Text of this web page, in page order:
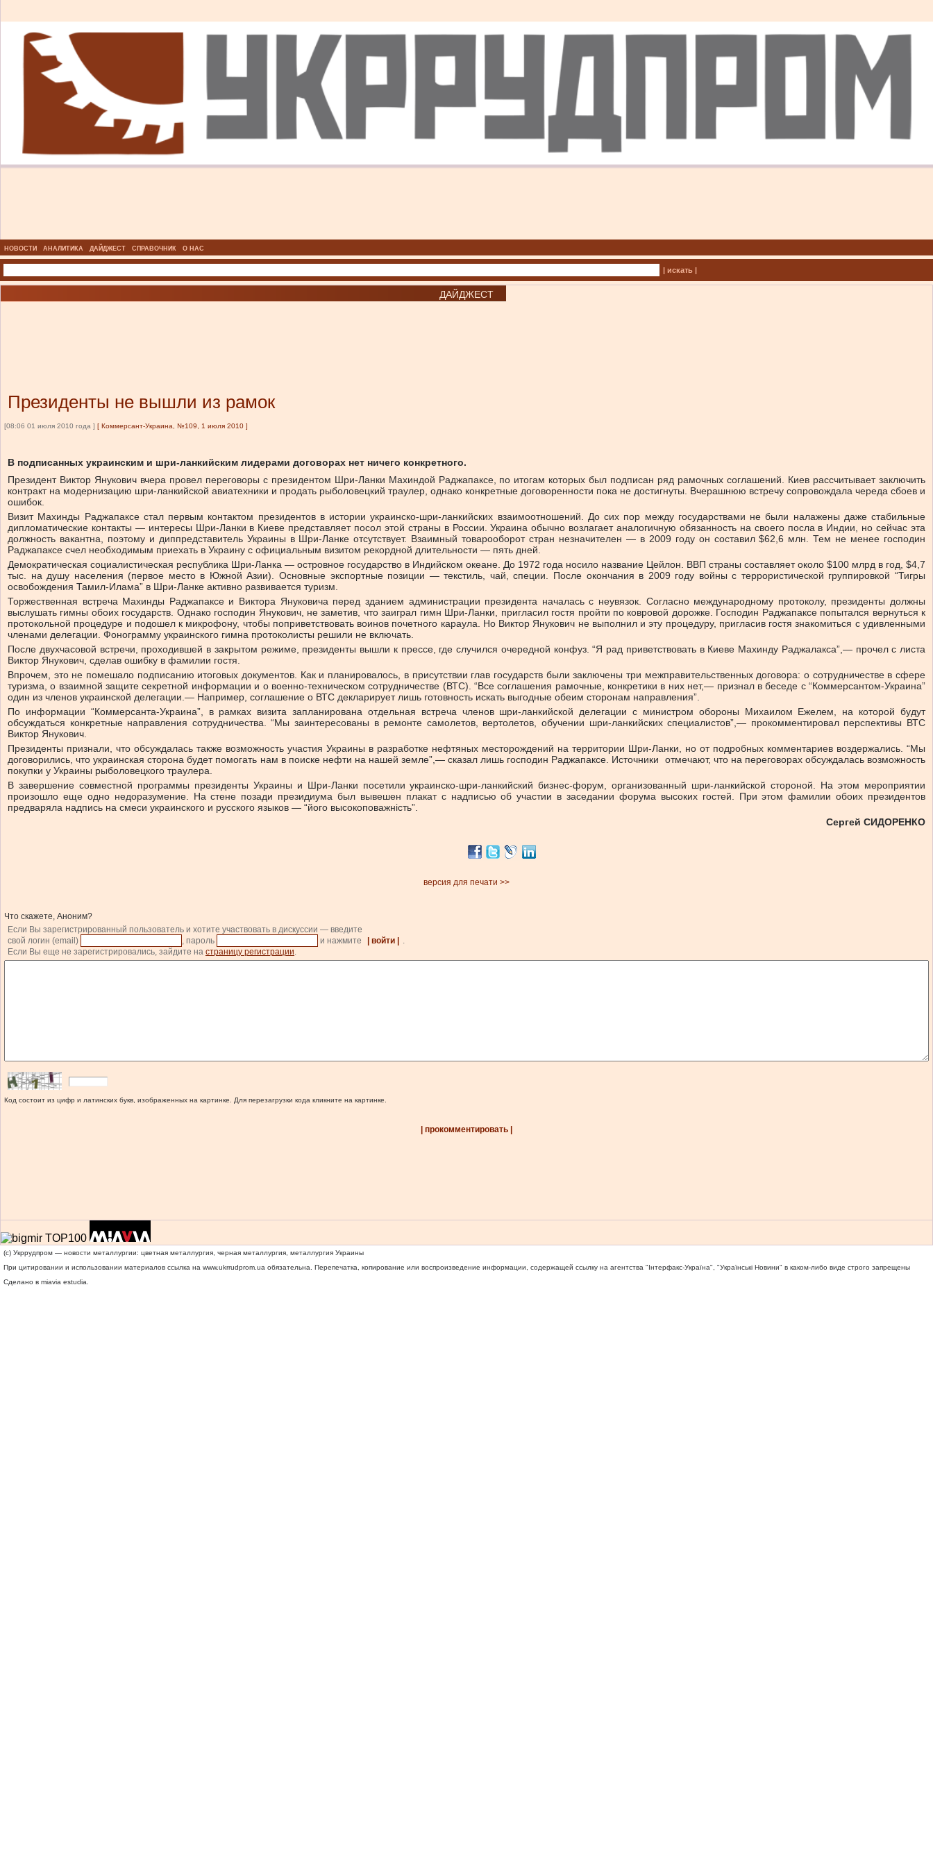
НОВОСТИ АНАЛИТИКА ДАЙДЖЕСТ СПРАВОЧНИК О НАС
| искать |
ДАЙДЖЕСТ
Президенты не вышли из рамок
[08:06 01 июля 2010 года ] [ Коммерсант-Украина, №109, 1 июля 2010 ]
В подписанных украинским и шри-ланкийским лидерами договорах нет ничего конкретного.
Президент Виктор Янукович вчера провел переговоры с президентом Шри-Ланки Махиндой Раджапаксе, по итогам которых был подписан ряд рамочных соглашений. Киев рассчитывает заключить
контракт на модернизацию шри-ланкийской авиатехники и продать рыболовецкий траулер, однако конкретные договоренности пока не достигнуты. Вчерашнюю встречу сопровождала череда сбоев и
ошибок.
Визит Махинды Раджапаксе стал первым контактом президентов в истории украинско-шри-ланкийских взаимоотношений. До сих пор между государствами не были налажены даже стабильные
дипломатические контакты — интересы Шри-Ланки в Киеве представляет посол этой страны в России. Украина обычно возлагает аналогичную обязанность на своего посла в Индии, но сейчас эта
должность вакантна, поэтому и диппредставитель Украины в Шри-Ланке отсутствует. Взаимный товарооборот стран незначителен — в 2009 году он составил $62,6 млн. Тем не менее господин
Раджапаксе счел необходимым приехать в Украину с официальным визитом рекордной длительности — пять дней.
Демократическая социалистическая республика Шри-Ланка — островное государство в Индийском океане. До 1972 года носило название Цейлон. ВВП страны составляет около $100 млрд в год, $4,7
тыс. на душу населения (первое место в Южной Азии). Основные экспортные позиции — текстиль, чай, специи. После окончания в 2009 году войны с террористической группировкой “Тигры
освобождения Тамил-Илама” в Шри-Ланке активно развивается туризм.
Торжественная встреча Махинды Раджапаксе и Виктора Януковича перед зданием администрации президента началась с неувязок. Согласно международному протоколу, президенты должны
выслушать гимны обоих государств. Однако господин Янукович, не заметив, что заиграл гимн Шри-Ланки, пригласил гостя пройти по ковровой дорожке. Господин Раджапаксе попытался вернуться к
протокольной процедуре и подошел к микрофону, чтобы поприветствовать воинов почетного караула. Но Виктор Янукович не выполнил и эту процедуру, пригласив гостя знакомиться с удивленными
членами делегации. Фонограмму украинского гимна протоколисты решили не включать.
После двухчасовой встречи, проходившей в закрытом режиме, президенты вышли к прессе, где случился очередной конфуз. “Я рад приветствовать в Киеве Махинду Раджалакса”,— прочел с листа
Виктор Янукович, сделав ошибку в фамилии гостя.
Впрочем, это не помешало подписанию итоговых документов. Как и планировалось, в присутствии глав государств были заключены три межправительственных договора: о сотрудничестве в сфере
туризма, о взаимной защите секретной информации и о военно-техническом сотрудничестве (ВТС). “Все соглашения рамочные, конкретики в них нет,— признал в беседе с “Коммерсантом-Украина”
один из членов украинской делегации.— Например, соглашение о ВТС декларирует лишь готовность искать выгодные обеим сторонам направления”.
По информации “Коммерсанта-Украина”, в рамках визита запланирована отдельная встреча членов шри-ланкийской делегации с министром обороны Михаилом Ежелем, на которой будут
обсуждаться конкретные направления сотрудничества. “Мы заинтересованы в ремонте самолетов, вертолетов, обучении шри-ланкийских специалистов”,— прокомментировал перспективы ВТС
Виктор Янукович.
Президенты признали, что обсуждалась также возможность участия Украины в разработке нефтяных месторождений на территории Шри-Ланки, но от подробных комментариев воздержались. “Мы
договорились, что украинская сторона будет помогать нам в поиске нефти на нашей земле”,— сказал лишь господин Раджапаксе. Источники отмечают, что на переговорах обсуждалась возможность
покупки у Украины рыболовецкого траулера.
В завершение совместной программы президенты Украины и Шри-Ланки посетили украинско-шри-ланкийский бизнес-форум, организованный шри-ланкийской стороной. На этом мероприятии
произошло еще одно недоразумение. На стене позади президиума был вывешен плакат с надписью об участии в заседании форума высоких гостей. При этом фамилии обоих президентов
предваряла надпись на смеси украинского и русского языков — “його высокоповажнiсть”.
Сергей СИДОРЕНКО
версия для печати >>
Что скажете, Аноним?
Если Вы зарегистрированный пользователь и хотите участвовать в дискуссии — введите
свой логин (email)
, пароль и нажмите | войти |
.
Если Вы еще не зарегистрировались, зайдите на страницу регистрации.
Код состоит из цифр и латинских букв, изображенных на картинке. Для перезагрузки кода кликните на картинке.
| прокомментировать |
(c) Укррудпром — новости металлургии: цветная металлургия, черная металлургия, металлургия Украины
При цитировании и использовании материалов ссылка на www.ukrrudprom.ua обязательна. Перепечатка, копирование или воспроизведение информации, содержащей ссылку на агентства "Iнтерфакс-Україна", "Українськi Новини" в каком-либо виде строго запрещены
Сделано в miavia estudia.